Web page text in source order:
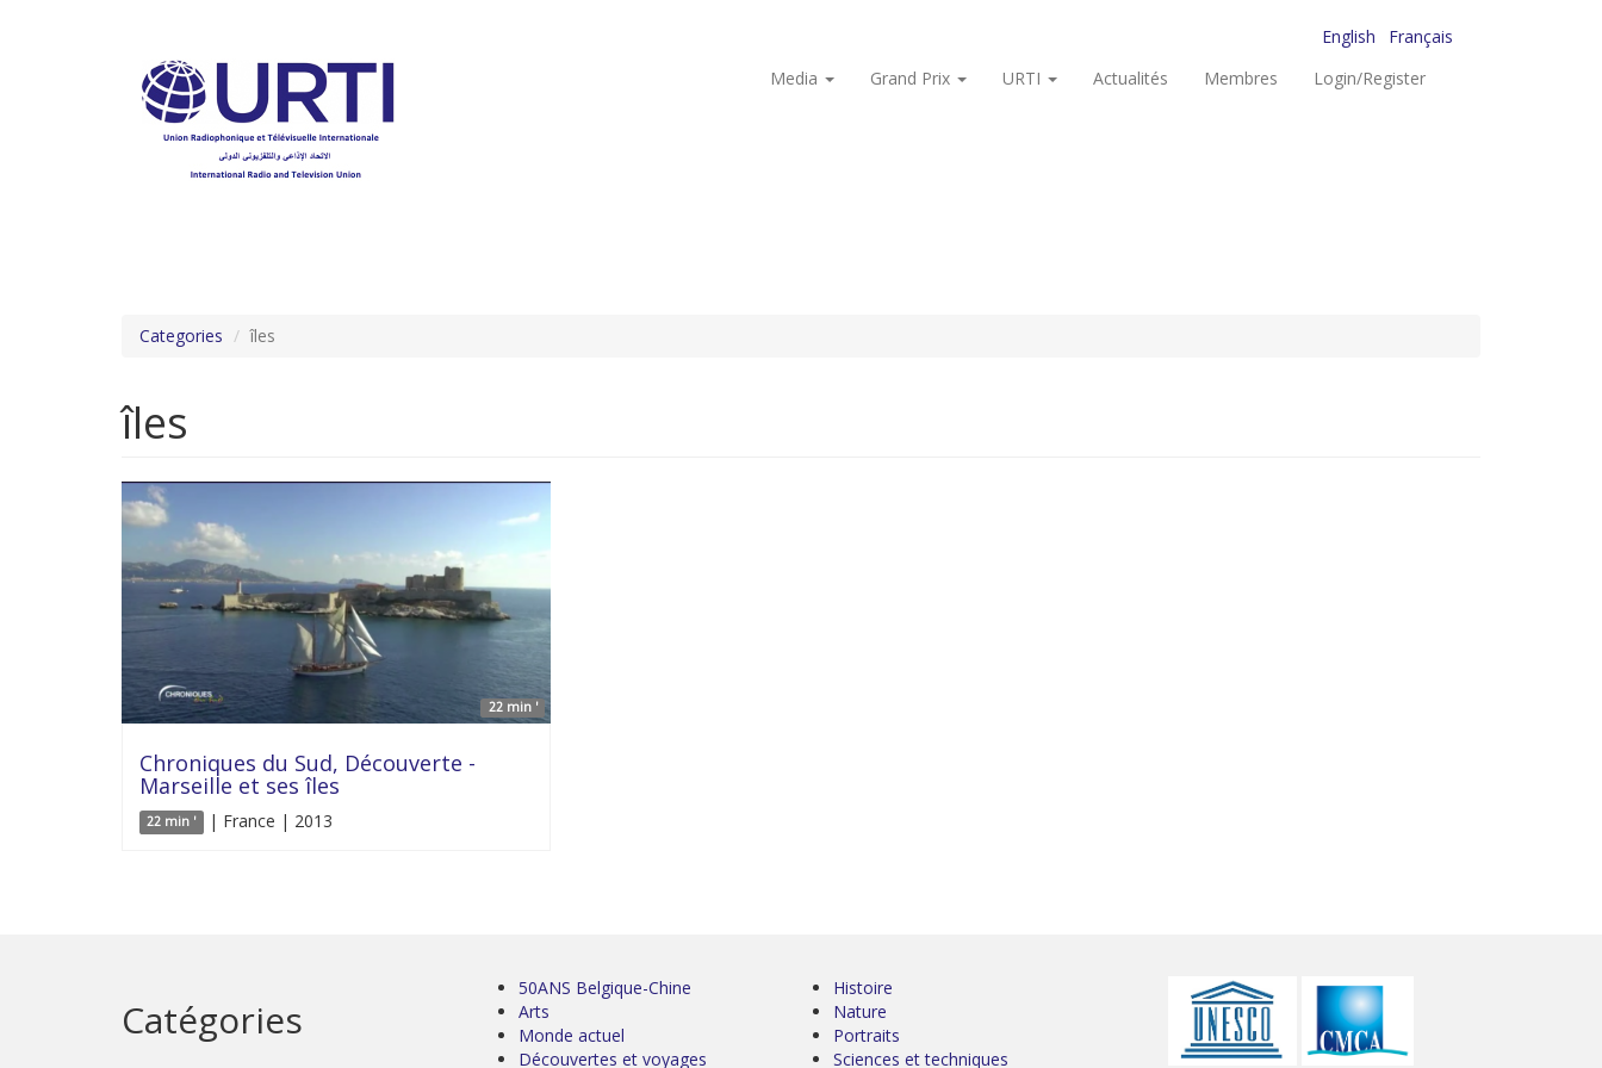
English
Français
Media
Grand Prix URTI Actualités Membres Login/Register
Categories îles
îles
22 min '
Chroniques du Sud, Découverte -
Marseille et ses îles
22 min ' | France | 2013
Catégories
50ANS Belgique-Chine
Arts
Monde actuel
Découvertes et voyages
Histoire
Nature
Portraits
Sciences et techniques